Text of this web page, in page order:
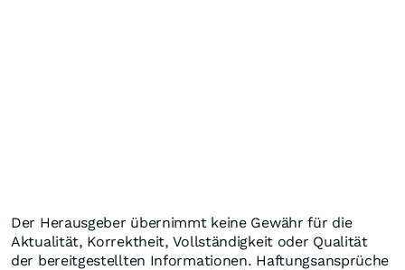
Der Herausgeber übernimmt keine Gewähr für die
Aktualität, Korrektheit, Vollständigkeit oder Qualität
der bereitgestellten Informationen. Haftungsansprüche